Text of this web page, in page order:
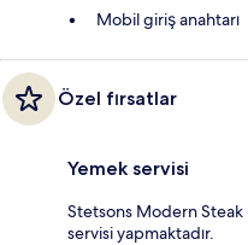
Mobil giriş anahtarı
Özel fırsatlar
Yemek servisi
Stetsons Modern Steak
servisi yapmaktadır.